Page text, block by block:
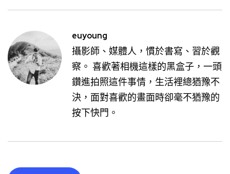
euyoung
攝影師、媒體人，慣於書寫、習於觀
察。 喜歡著相機這樣的黑盒子，一頭
鑽進拍照這件事情，生活裡總猶豫不
決，面對喜歡的畫面時卻毫不猶豫的
按下快門。